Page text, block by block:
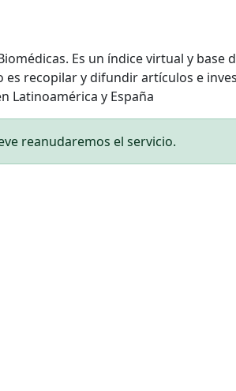
Es un índice virtual y
es recopilar y difundir artículos e
Latinoamérica y España
reanudaremos el servicio.